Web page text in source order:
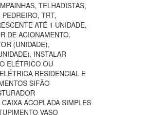
TELHADISTAS,
TRT,
ATÉ 1 UNIDADE,
DE ACIONAMENTO,
(UNIDADE),
INSTALAR
ELÉTRICO OU
RESIDENCIAL E
SIFÃO
ACOPLADA SIMPLES
VASO